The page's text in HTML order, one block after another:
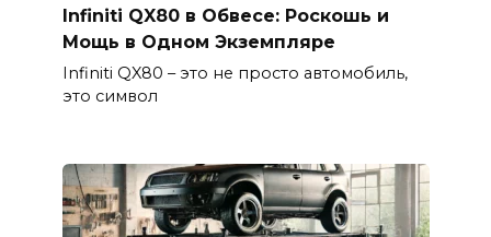
Infiniti QX80 в Обвесе: Роскошь и
Мощь в Одном Экземпляре
Infiniti QX80 – это не просто автомобиль,
это символ